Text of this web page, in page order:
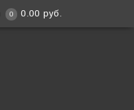
0 0.00 руб.